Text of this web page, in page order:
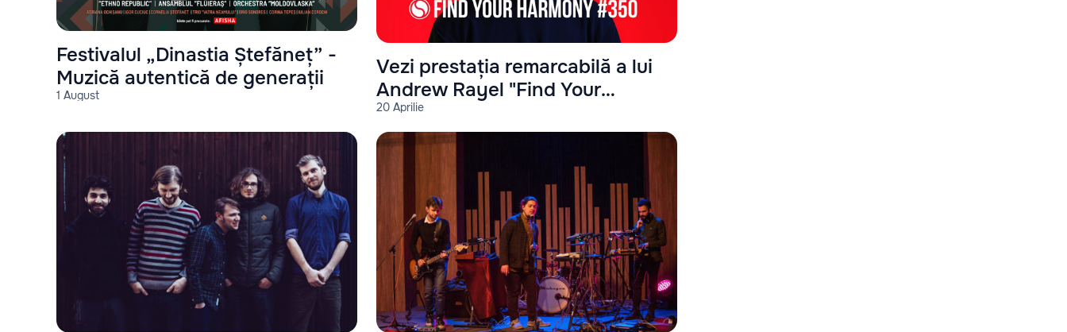
1 August
Festivalul „Dinastia Ștefăneț” -
Muzică autentică de generații
20 Aprilie
Vezi prestația remarcabilă a lui
Andrew Rayel "Find Your
Harmony #350"